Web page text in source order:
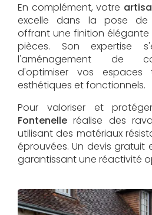
En complément, votre
excelle dans la pose de
offrant une finition élégante
pièces. Son expertise
l'aménagement de
d'optimiser vos
esthétiques et fonctionnels.
Pour valoriser et
Fontenelle réalise des
utilisant des matériaux
éprouvées. Un devis gratuit
garantissant une réactivité